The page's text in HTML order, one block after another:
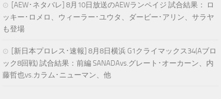
[AEW･ネタバレ] 8月10日放送のAEWランペイジ 試合結果： ロ
ッキー･ロメロ、ウィーラー･ユウタ、ダービー･アリン、サラヤ
も登場
[新日本プロレス･速報] 8月8日横浜 G1クライマックス34(Aブロ
ック8回戦) 試合結果：前編 SANADAvs.グレート･オーカーン、内
藤哲也vs.カラム･ニューマン、他